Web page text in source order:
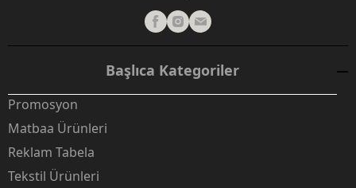
Başlıca Kategoriler
Promosyon
Matbaa Ürünleri
Reklam Tabela
Tekstil Ürünleri